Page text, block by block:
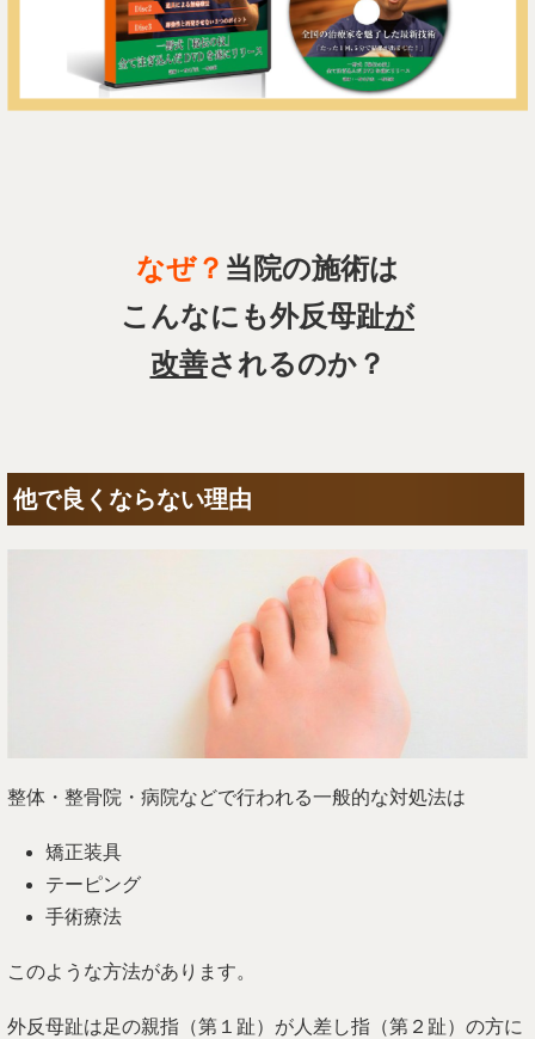
なぜ？ 当院の施術は
こんなにも外反母趾が
改善されるのか？
他で良くならない理由
整体・整骨院・病院などで行われる一般的な対処法は
矯正装具
テーピング
手術療法
このような方法があります。
外反母趾は足の親指（第１趾）が人差し指（第２趾）の方に